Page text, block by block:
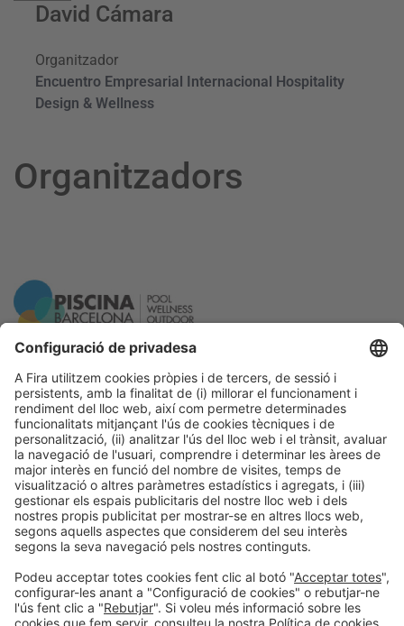
David Cámara
Organitzador
Encuentro Empresarial Internacional Hospitality
Design & Wellness
Organitzadors
Informació generalAvís legalPolítica de privacitat
Política de cookies